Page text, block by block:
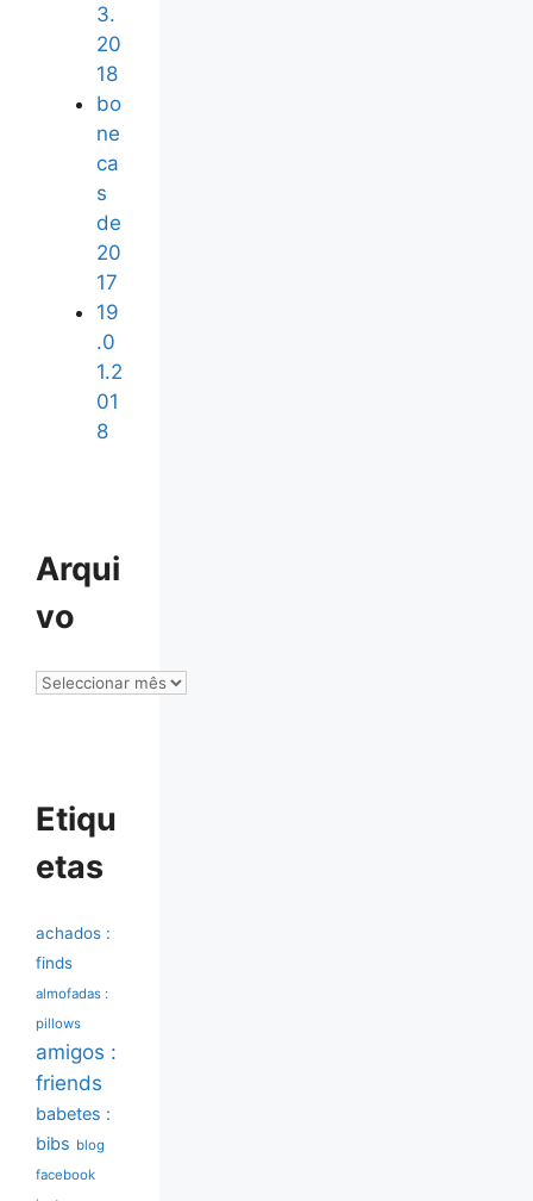
3.
20
18
bo
ne
ca
s
de
20
17
19
.0
1.2
01
8
Arqui
vo
Arquivo
Etiqu
etas
achados :
finds
almofadas :
pillows
amigos :
friends
babetes :
bibs blog
facebook